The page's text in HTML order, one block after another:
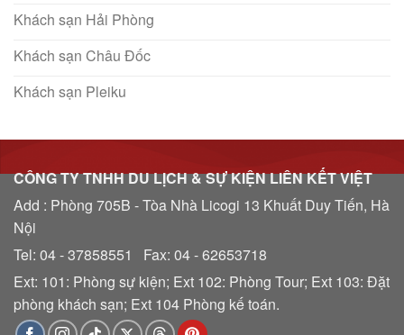
Khách sạn Hải Phòng
Khách sạn Châu Đốc
Khách sạn Pleiku
CÔNG TY TNHH DU LỊCH & SỰ KIỆN LIÊN KẾT VIỆT
Add : Phòng 705B - Tòa Nhà Licogi 13 Khuất Duy Tiến, Hà
Nội
Tel: 04 - 37858551 Fax: 04 - 62653718
Ext: 101: Phòng sự kiện; Ext 102: Phòng Tour; Ext 103: Đặt
phòng khách sạn; Ext 104 Phòng kế toán.